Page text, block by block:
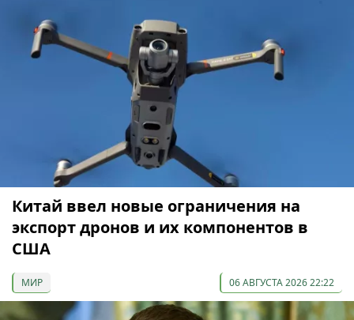
Китай ввел новые ограничения на
экспорт дронов и их компонентов в
США
МИР 06 АВГУСТА 2026 22:22